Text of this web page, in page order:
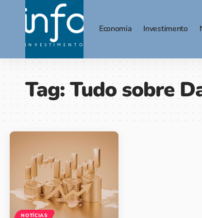
Economia Investimento
Tag:Tudo sobre
NOTÍCIAS